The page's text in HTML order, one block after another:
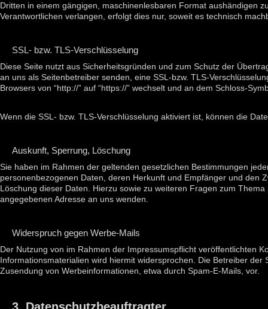
Dritten in einem gängigen, maschinenlesbaren Format aushändigen
Verantwortlichen verlangen, erfolgt dies nur, soweit es technisch
SSL- bzw. TLS-Verschlüsselung
Diese Seite nutzt aus Sicherheitsgründen und zum Schutz der
an uns als Seitenbetreiber senden, eine SSL-bzw. TLS-
Browsers von “http://” auf “https://” wechselt und an dem Schloss-
Wenn die SSL- bzw. TLS-Verschlüsselung aktiviert ist, können die
Auskunft, Sperrung, Löschung
Sie haben im Rahmen der geltenden gesetzlichen Bestimmungen
personenbezogenen Daten, deren Herkunft und Empfänger und den
Löschung dieser Daten. Hierzu sowie zu weiteren Fragen zum
angegebenen Adresse an uns wenden.
Widerspruch gegen Werbe-Mails
Der Nutzung von im Rahmen der Impressumspflicht veröffentlichten
Informationsmaterialien wird hiermit widersprochen. Die Betreiber
Zusendung von Werbeinformationen, etwa durch Spam-E-Mails, vor.